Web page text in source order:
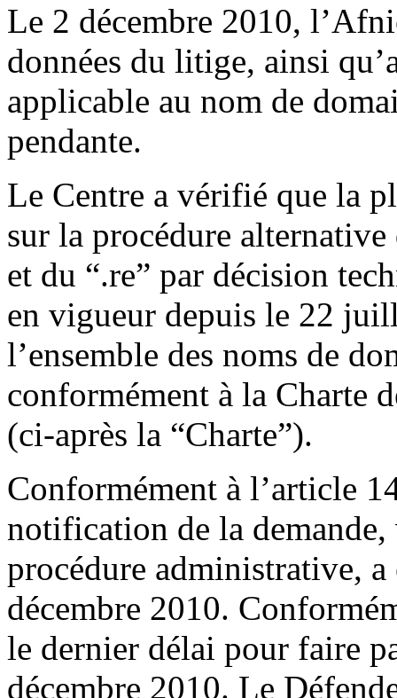
Le 2 décembre 2010,
données du litige, ainsi
applicable au nom de
pendante.
Le Centre a vérifié que la
sur la procédure
et du “.re” par décision
en vigueur depuis le 22
l’ensemble des noms de
conformément à la Charte
(ci-après la “Charte”).
Conformément à l’article
notification de la
procédure administrative, a
décembre 2010.
le dernier délai pour faire
décembre 2010. Le